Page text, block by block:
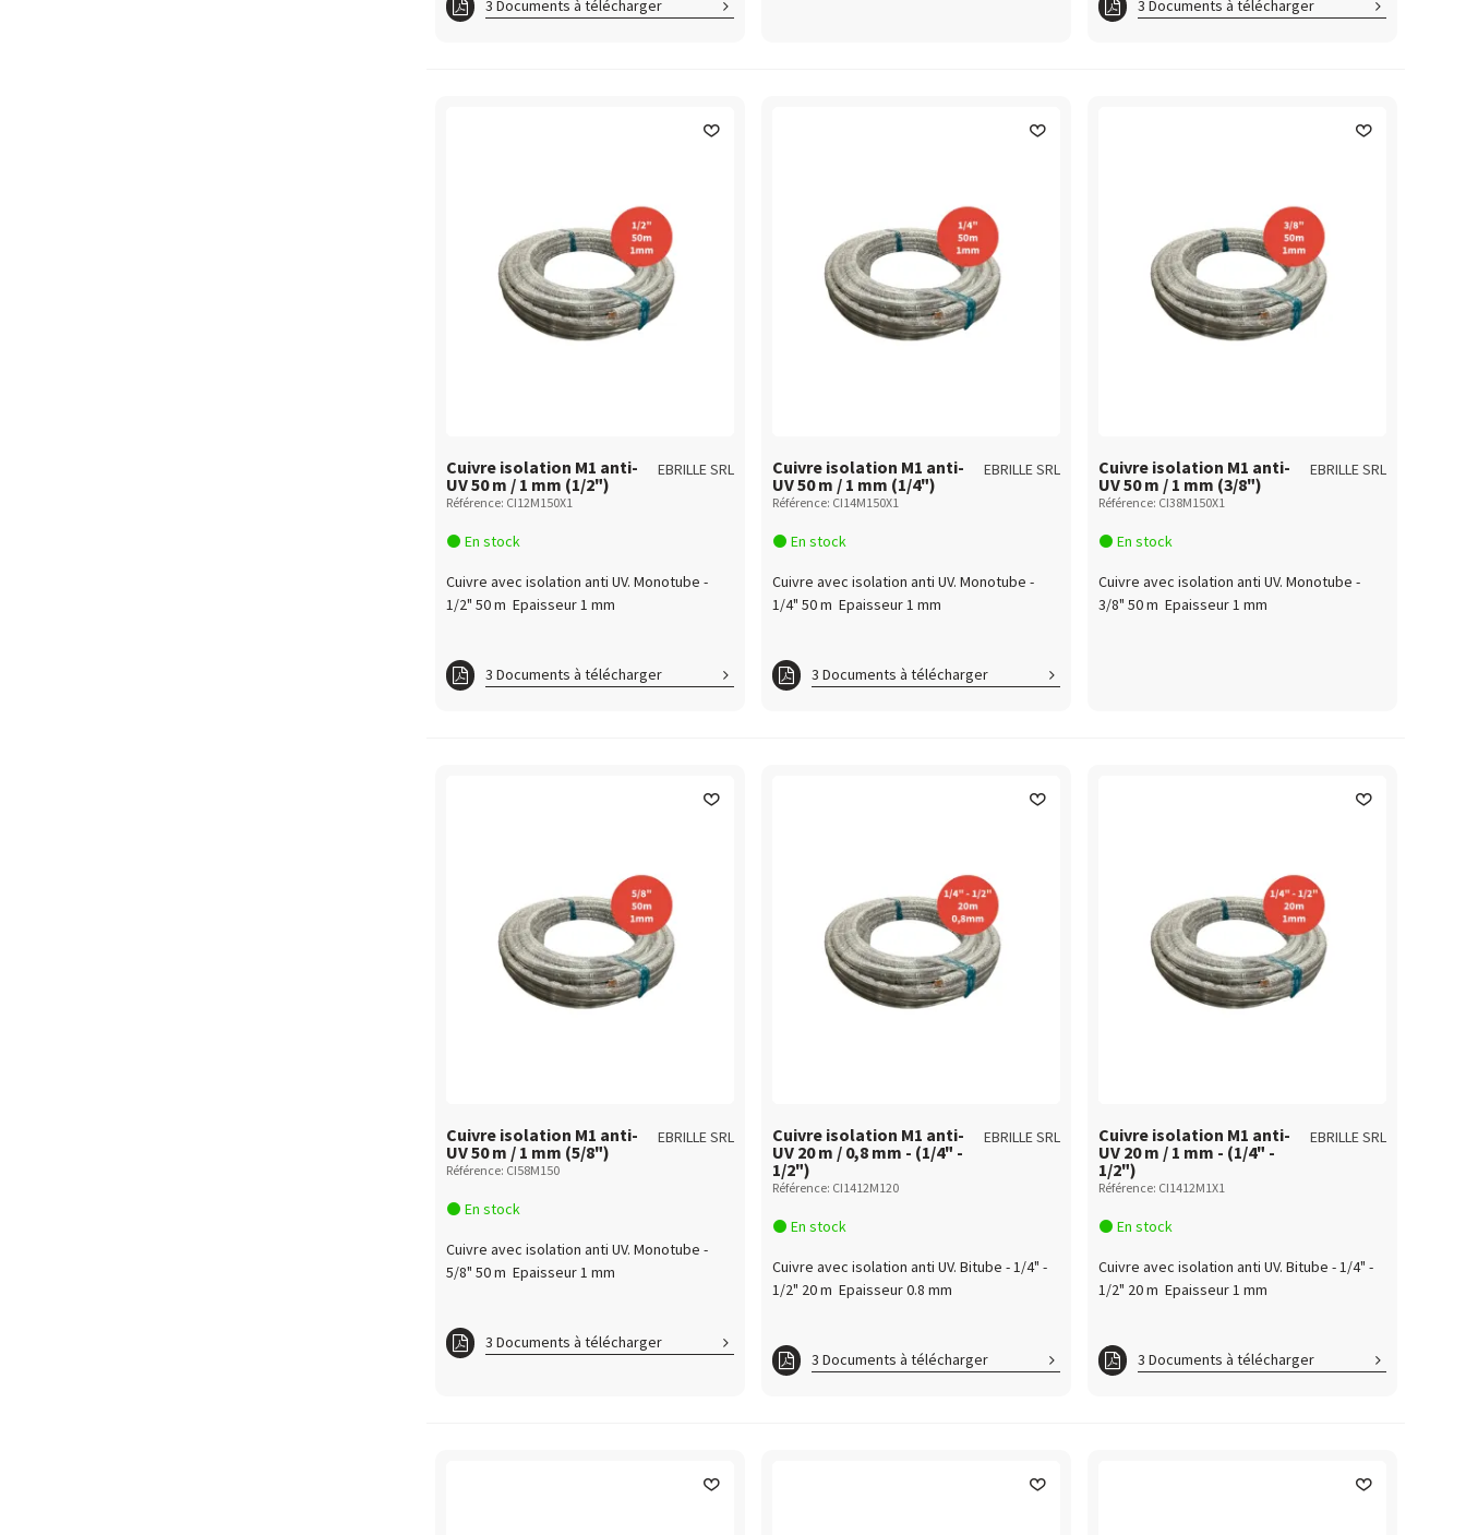
3 Documents à télécharger 3 Documents à télécharger
Cuivre isolation M1 anti-
UV 50 m / 1 mm (1/2")
EBRILLE SRL
Référence: CI12M150X1
En stock
Cuivre avec isolation anti UV. Monotube -
1/2" 50 m Epaisseur 1 mm
3 Documents à télécharger
Cuivre isolation M1 anti-
UV 50 m / 1 mm (1/4")
EBRILLE SRL
Référence: CI14M150X1
En stock
Cuivre avec isolation anti UV. Monotube -
1/4" 50 m Epaisseur 1 mm
3 Documents à télécharger
Cuivre isolation M1 anti-
UV 50 m / 1 mm (3/8")
EBRILLE SRL
Référence: CI38M150X1
En stock
Cuivre avec isolation anti UV. Monotube -
3/8" 50 m Epaisseur 1 mm
Cuivre isolation M1 anti-
UV 50 m / 1 mm (5/8")
EBRILLE SRL
Référence: CI58M150
En stock
Cuivre avec isolation anti UV. Monotube -
5/8" 50 m Epaisseur 1 mm
3 Documents à télécharger
Cuivre isolation M1 anti-
UV 20 m / 0,8 mm - (1/4" -
1/2")
EBRILLE SRL
Référence: CI1412M120
En stock
Cuivre avec isolation anti UV. Bitube - 1/4" -
1/2" 20 m Epaisseur 0.8 mm
3 Documents à télécharger
Cuivre isolation M1 anti-
UV 20 m / 1 mm - (1/4" -
1/2")
EBRILLE SRL
Référence: CI1412M1X1
En stock
Cuivre avec isolation anti UV. Bitube - 1/4" -
1/2" 20 m Epaisseur 1 mm
3 Documents à télécharger